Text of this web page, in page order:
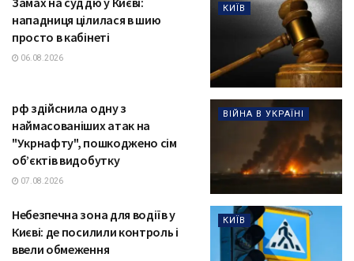
КИЇВ
нападниця цілилася в шию
просто в кабінеті
06.08.2026
ВІЙНА В УКРАЇНІ
рф здійснила одну з
наймасованіших атак на
"Укрнафту", пошкоджено сім
об’єктів видобутку
07.08.2026
КИЇВ
Небезпечна зона для водіїв у
Києві: де посилили контроль і
ввели обмеження